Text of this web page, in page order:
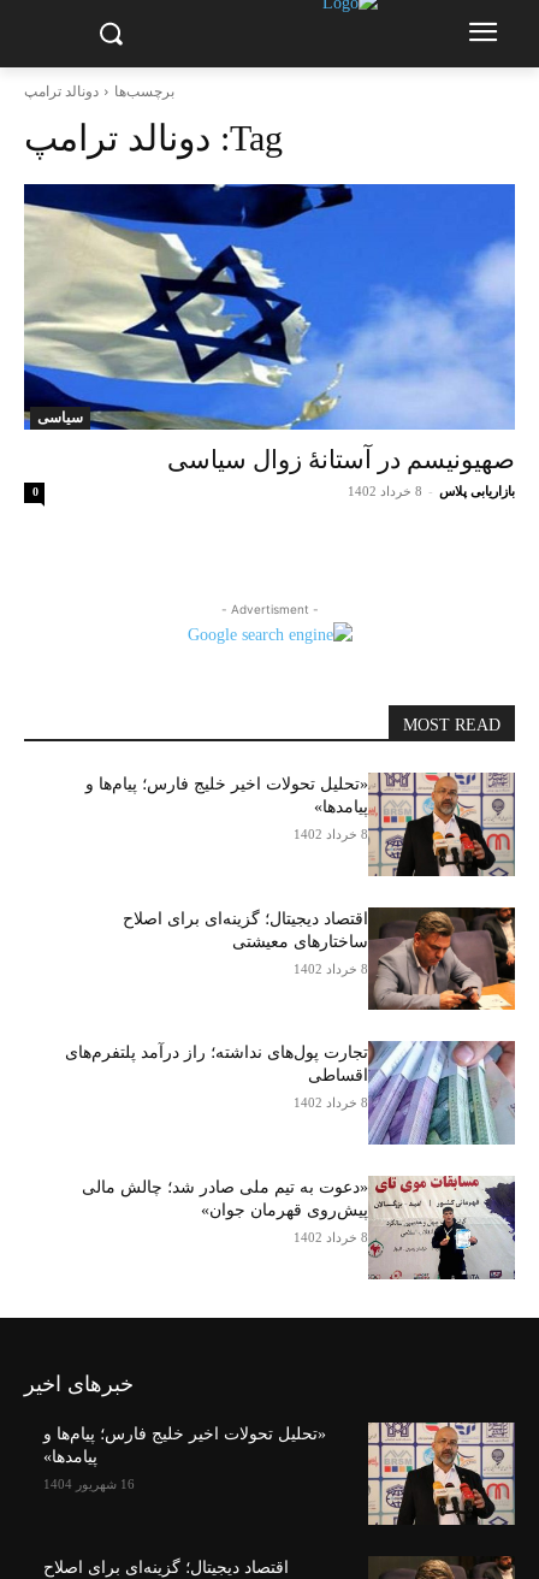
برچسب‌ها دونالد ترامپ
Tag: دونالد ترامپ
سیاسی
صهیونیسم در آستانۀ زوال سیاسی
بازاریابی پلاس - 8 خرداد 1402 0
- Advertisment -
MOST READ
«تحلیل تحولات اخیر خلیج فارس؛ پیام‌ها و
پیامدها»
8 خرداد 1402
اقتصاد دیجیتال؛ گزینه‌ای برای اصلاح
ساختارهای معیشتی
8 خرداد 1402
تجارت پول‌های نداشته؛ راز درآمد پلتفرم‌های
اقساطی
8 خرداد 1402
«دعوت به تیم ملی صادر شد؛ چالش مالی
پیش‌روی قهرمان جوان»
8 خرداد 1402
خبرهای اخیر
«تحلیل تحولات اخیر خلیج فارس؛ پیام‌ها و
پیامدها»
16 شهریور 1404
اقتصاد دیجیتال؛ گزینه‌ای برای اصلاح